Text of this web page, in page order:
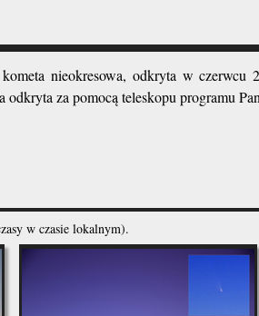
nieokresowa, odkryta w
odkryta za pomocą teleskopu programu
w czasie lokalnym).